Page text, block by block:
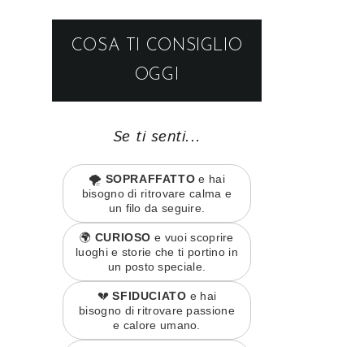
COSA TI CONSIGLIO
OGGI
Se ti senti...
🌪️ SOPRAFFATTO e hai
bisogno di ritrovare calma e
un filo da seguire.
🌍 CURIOSO e vuoi scoprire
luoghi e storie che ti portino in
un posto speciale.
💔SFIDUCIATO e hai
bisogno di ritrovare passione
e calore umano.